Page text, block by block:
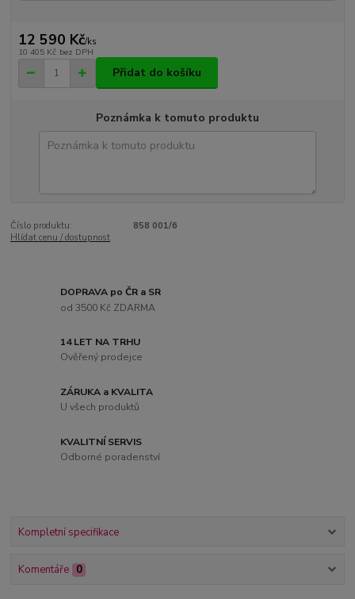
12 590 Kč/ks
10 405 Kč bez DPH
Přidat do košíku
Poznámka k tomuto produktu
Číslo produktu:
858 001/6
Hlídat cenu / dostupnost
DOPRAVA po ČR a SR
od 3500 Kč ZDARMA
14 LET NA TRHU
Ověřený prodejce
ZÁRUKA a KVALITA
U všech produktů
KVALITNÍ SERVIS
Odborné poradenství
Kompletní specifikace
Komentáře 0